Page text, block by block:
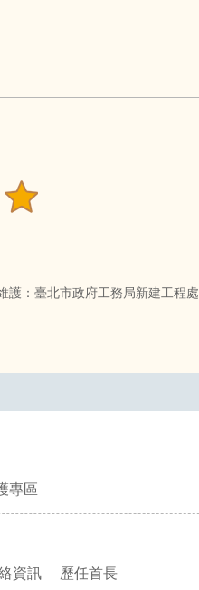
護：臺北市政府工務局新建工程處
專區
資訊 歷任首長